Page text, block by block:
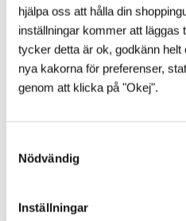
hjälpa oss att hålla din
inställningar kommer att läggas
tycker detta är ok, godkänn helt
nya kakorna för preferenser,
genom att klicka på "Okej".
Nödvändig
Inställningar